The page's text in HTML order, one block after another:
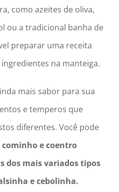
como azeites de oliva,
ou a tradicional banha de
preparar uma receita
na manteiga.
mais sabor para sua
e temperos que
diferentes. Você pode
cominho e coentro
dos mais variados tipos
e cebolinha.